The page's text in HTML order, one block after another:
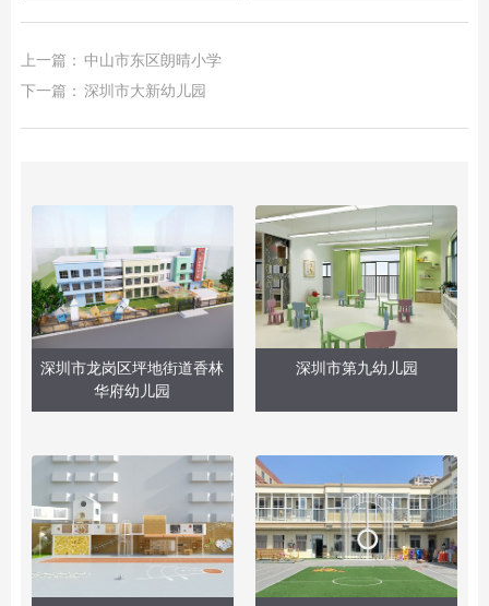
上一篇： 中山市东区朗晴小学
下一篇： 深圳市大新幼儿园
深圳市龙岗区坪地街道香林
华府幼儿园
深圳市第九幼儿园